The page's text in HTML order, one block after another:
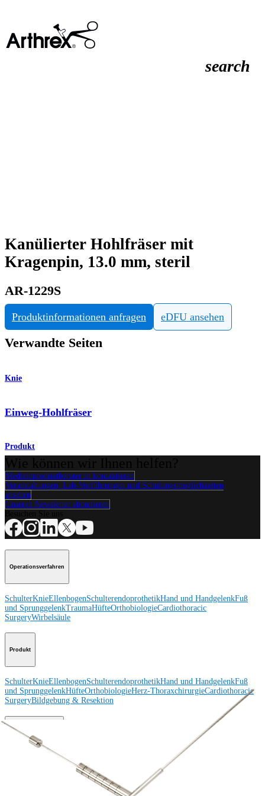
search
Kanülierter Hohlfräser mit
Kragenpin, 13.0 mm, steril
AR-1229S
Produktinformationen anfragen eDFU ansehen
Verwandte Seiten
Knie
Einweg-Hohlfräser
Produkt
Medizinproduktberater:in kontaktieren
Veranstaltungen, Lab-Vorführungen und Schulungsmöglichkeiten
ansehen
Unseren Newsletter abonnieren
Operationsverfahren
SchulterKnieEllenbogenSchulterendoprothetikHand und HandgelenkFuß
und SprunggelenkTraumaHüfteOrthobiologieCardiothoracic
SurgeryWirbelsäule
Produkt
SchulterKnieEllenbogenSchulterendoprothetikHand und HandgelenkFuß
und SprunggelenkHüfteOrthobiologieHerz-ThoraxchirurgieCardiothoracic
SurgeryBildgebung & Resektion
Medical Education
Kursbeschreibungen
Schulungen &
ArthroLab™-Standorte
Unser klinisches Personal stellt sich